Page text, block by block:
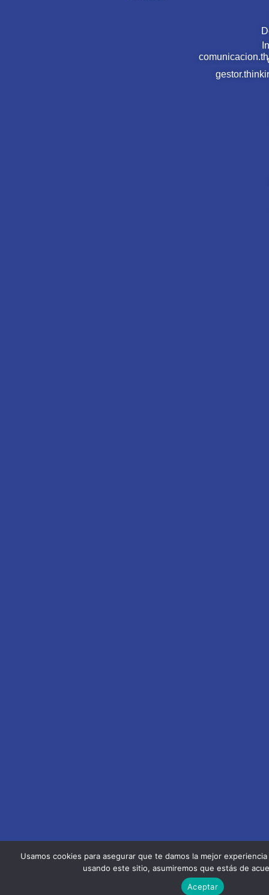
Usamos cookies para asegurar que te damos la mejor
usando este sitio, asumiremos que estás de
Aceptar